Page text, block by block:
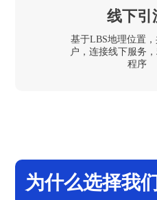
线下引
基于LBS地理位置，
户，连接线下服务
程序
为什么选择我们